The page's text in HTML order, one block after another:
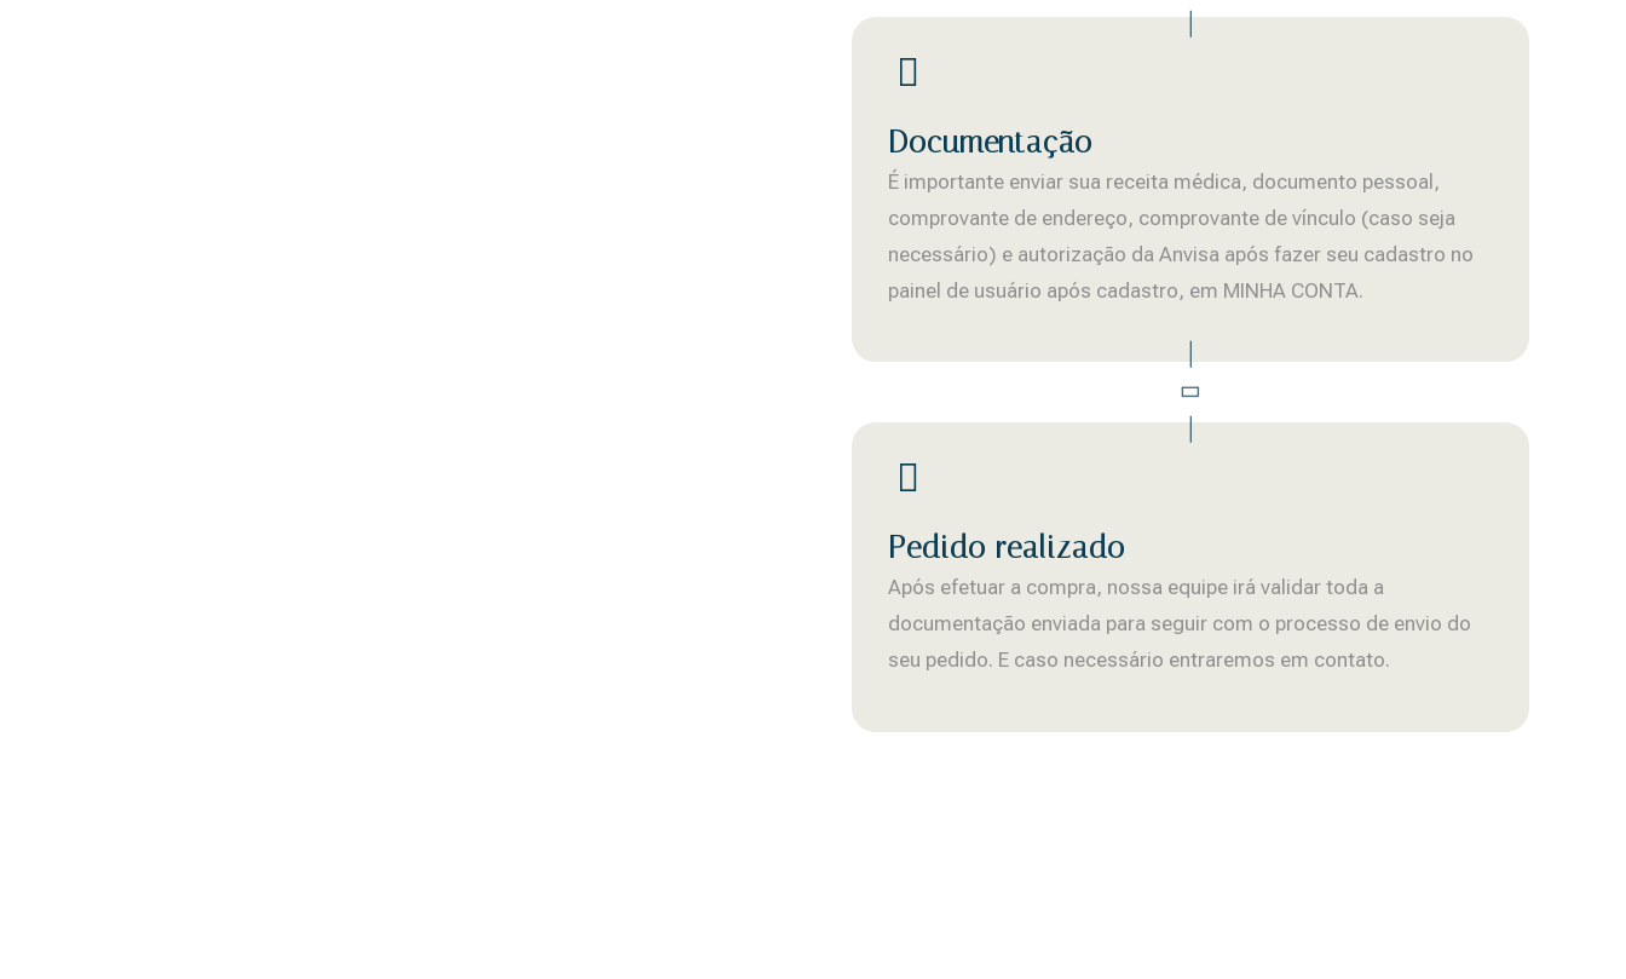
Documentação
É importante enviar sua receita médica, documento pessoal,
comprovante de endereço, comprovante de vínculo (caso seja
necessário) e autorização da Anvisa após fazer seu cadastro no
painel de usuário após cadastro, em MINHA CONTA.
Pedido realizado
Após efetuar a compra, nossa equipe irá validar toda a
documentação enviada para seguir com o processo de envio do
seu pedido. E caso necessário entraremos em contato.